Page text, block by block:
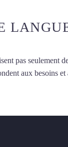
pas seulement
aux besoins